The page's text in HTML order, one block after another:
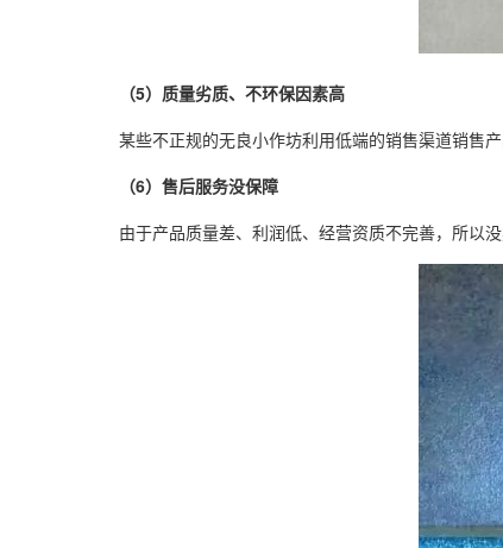
（5）质量劣质、不环保因素高
某些不正规的无良小作坊利用低端的销售渠道销售
（6）售后服务没保障
由于产品质量差、利润低、经营资质不完善，所以